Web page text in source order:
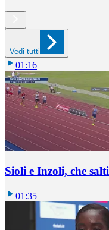
Vedi tutti
01:16
Sioli e Inzoli, che salti
01:35